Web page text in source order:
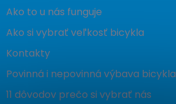
Ako to u nás funguje
Ako si vybrať veľkosť bicykla
Kontakty
Povinná i nepovinná výbava bicykla
11 dôvodov prečo si vybrať nás